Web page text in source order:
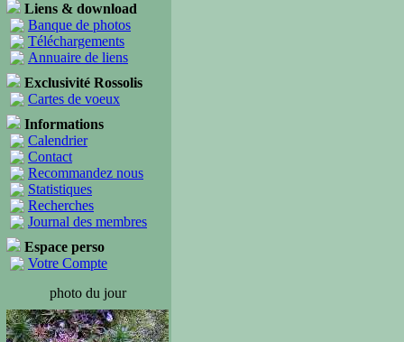
Liens & download
Banque de photos
Téléchargements
Annuaire de liens
Exclusivité Rossolis
Cartes de voeux
Informations
Calendrier
Contact
Recommandez nous
Statistiques
Recherches
Journal des membres
Espace perso
Votre Compte
photo du jour